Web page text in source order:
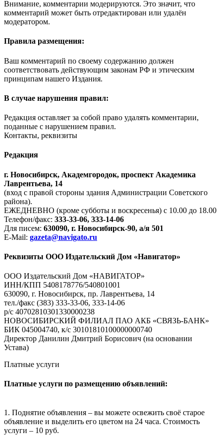
Внимание, комментарии модерируются. Это значит, что
комментарий может быть отредактирован или удалён
модератором.
Правила размещения:
Ваш комментарий по своему содержанию должен
соответствовать действующим законам РФ и этическим
принципам нашего Издания.
В случае нарушения правил:
Редакция оставляет за собой право удалять комментарии,
поданные с нарушением правил.
Контакты, реквизиты
Редакция
г. Новосибирск, Академгородок, проспект Академика
Лаврентьева, 14
(вход с правой стороны здания Администрации Советского
района).
ЕЖЕДНЕВНО (кроме субботы и воскресенья) с 10.00 до 18.00
Телефон/факс: 333-33-06, 333-14-06
Для писем: 630090, г. Новосибирск-90, а/я 501
E-Mail: gazeta@navigato.ru
Реквизиты ООО Издательский Дом «Навигатор»
ООО Издательский Дом «НАВИГАТОР»
ИНН/КПП 5408178776/540801001
630090, г. Новосибирск, пр. Лаврентьева, 14
тел./факс (383) 333-33-06, 333-14-06
р/с 40702810301330000238
НОВОСИБИРСКИЙ ФИЛИАЛ ПАО АКБ «СВЯЗЬ-БАНК»
БИК 045004740, к/с 30101810100000000740
Директор Данилин Дмитрий Борисович (на основании
Устава)
Платные услуги
Платные услуги по размещению объявлений:
1. Поднятие объявления – вы можете освежить своё старое
объявление и выделить его цветом на 24 часа. Стоимость
услуги – 10 руб.